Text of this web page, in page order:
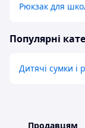
Рюкзак для
Популярні
Дитячі сумки і
Продавцям